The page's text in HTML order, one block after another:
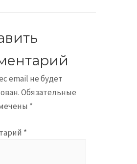
email не будет
Обязательные
*
*